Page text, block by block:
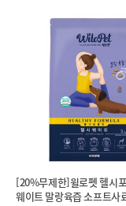
[20%무제한]윌로펫 헬시
웨이트 말랑육즙 소프트사